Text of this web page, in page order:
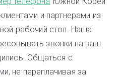
и партнерами из
рабочий стол. Наша
звонки на ваш
Общаться с
не переплачивая за